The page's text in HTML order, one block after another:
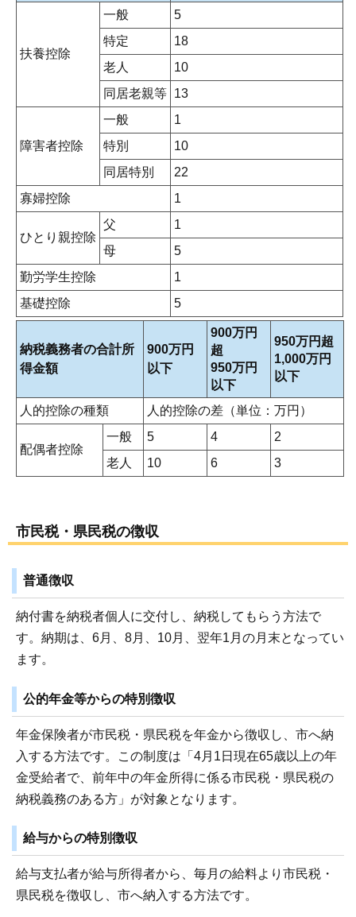
扶養控除
一般
5
特定
18
老人
10
同居老親等 13
障害者控除
一般
1
特別
10
同居特別
22
寡婦控除
1
ひとり親控除
父
1
母
5
勤労学生控除
1
基礎控除
5
納税義務者の合計所
得金額
900万円
以下
900万円
超
950万円
以下
950万円超
1,000万円
以下
人的控除の種類 人的控除の差（単位：万円）
配偶者控除
一般 5 4
2
老人
10 6 3
市民税・県民税の徴収
普通徴収
納付書を納税者個人に交付し、納税してもらう方法で
す。納期は、6月、8月、10月、翌年1月の月末となってい
ます。
公的年金等からの特別徴収
年金保険者が市民税・県民税を年金から徴収し、市へ納
入する方法です。この制度は「4月1日現在65歳以上の年
金受給者で、前年中の年金所得に係る市民税・県民税の
納税義務のある方」が対象となります。
給与からの特別徴収
給与支払者が給与所得者から、毎月の給料より市民税・
県民税を徴収し、市へ納入する方法です。